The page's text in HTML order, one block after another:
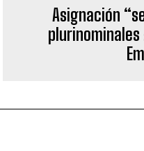
Asignación
plurinominales